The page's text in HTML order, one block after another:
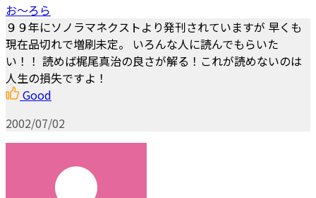
お～ろら
９９年にソノラマネクストより発刊されていますが 早くも
現在品切れで増刷未定。 いろんな人に読んでもらいた
い！！ 読めば梶尾真治の良さが解る！これが読めないのは
人生の損失ですよ！
Good
2002/07/02